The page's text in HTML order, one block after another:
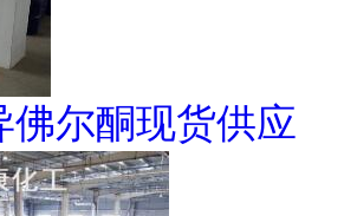
佛尔酮现货供应